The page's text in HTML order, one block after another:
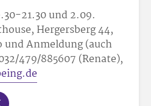
21.30 und 2.09.
Hergersberg 44,
Anmeldung (auch
479/885607 (Renate),